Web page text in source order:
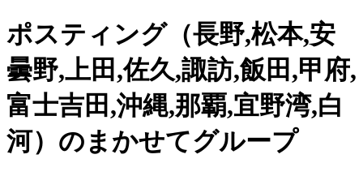
ポスティング（長野,松本,安
曇野,上田,佐久,諏訪,飯田,甲府,
富士吉田,沖縄,那覇,宜野湾,白
河）のまかせてグループ